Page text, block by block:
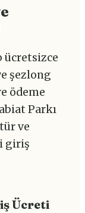
ücretsizce
şezlong
ödeme
Parkı
ve
giriş
Ücreti